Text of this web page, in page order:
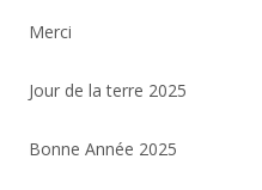
Merci
Jour de la terre 2025
Bonne Année 2025